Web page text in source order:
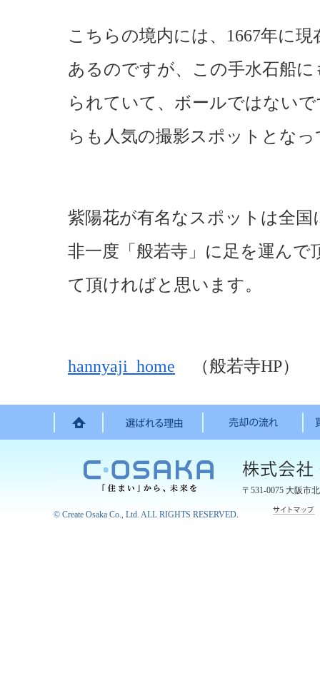
こちらの境内には、1667年に
あるのですが、この手水石船
られていて、ボールではない
らも人気の撮影スポットとな
紫陽花が有名なスポットは全
非一度「般若寺」に足を運ん
て頂ければと思います。
hannyaji_home （般若寺HP）
〒531-0075 大阪市
© Create Osaka Co., Ltd. ALL RIGHTS RESERVED.